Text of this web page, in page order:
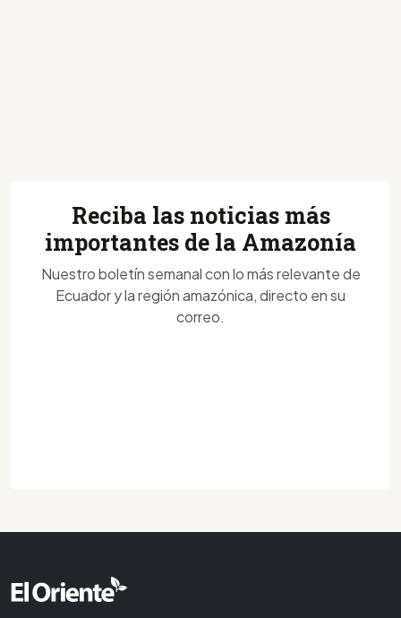
Reciba las noticias más
importantes de la Amazonía
Nuestro boletín semanal con lo más relevante de
Ecuador y la región amazónica, directo en su
correo.